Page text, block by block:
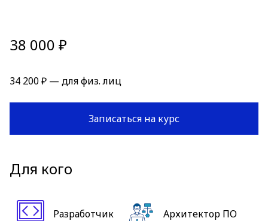
38 000 ₽
34 200 ₽ — для физ. лиц
Записаться на курс
Для кого
Разработчик Архитектор ПО